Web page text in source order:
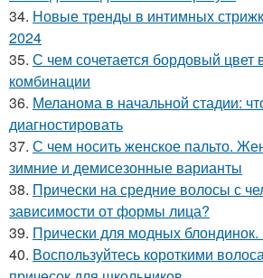
34. Новые тренды в интимных
2024
35. С чем сочетается бордовый
комбинации
36. Меланома в начальной стадии:
диагностировать
37. С чем носить женское пальто.
зимние и демисезонные варианты
38. Прически на средние волосы с
зависимости от формы лица?
39. Прически для модных
40. Воспользуйтесь короткими